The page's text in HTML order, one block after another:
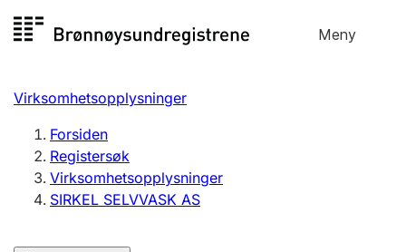
til
Meny
Registersøk
Aksjeselskap
Enkeltpersonforetak
Registrere, endre, slette
Virksomhetsopplysninger
Forsiden
Registersøk
Virksomhetsopplysninger
SIRKEL SELVVASK AS